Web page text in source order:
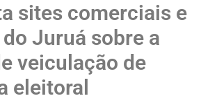
sites comerciais e
Juruá sobre a
veiculação de
eleitoral